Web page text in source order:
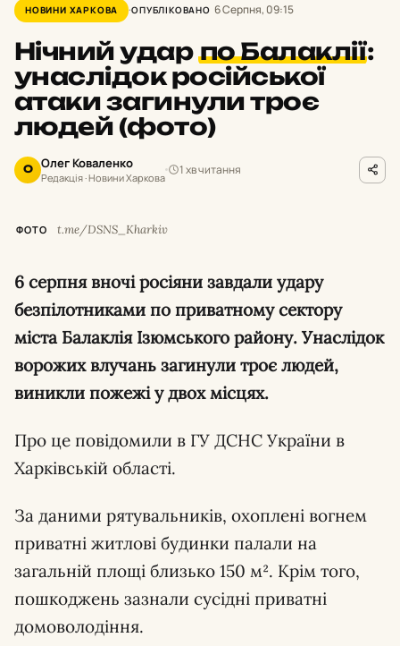
НОВИНИ ХАРКОВА ОПУБЛІКОВАНО 6 Серпня, 09:15
Нічний удар по Балаклії:
унаслідок російської
атаки загинули троє
людей (фото)
О Олег Коваленко
Редакція · Новини Харкова
1 хв читання
ФОТО t.me/DSNS_Kharkiv
6 серпня вночі росіяни завдали удару
безпілотниками по приватному сектору
міста Балаклія Ізюмського району. Унаслідок
ворожих влучань загинули троє людей,
виникли пожежі у двох місцях.
Про це повідомили в ГУ ДСНС України в
Харківській області.
За даними рятувальників, охоплені вогнем
приватні житлові будинки палали на
загальній площі близько 150 м². Крім того,
пошкоджень зазнали сусідні приватні
домоволодіння.